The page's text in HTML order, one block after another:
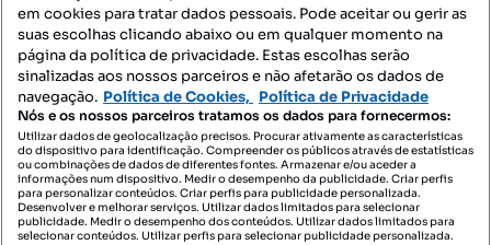
Apartamento familiar no Carregado
Carregado e Cadafais, Alenquer, Lisboa
Tipologia
T3
Preço por metro quadrado
132 m²
Andar 6 andar
DOMUS RS HG PORTUGAL - MEDIAÇÃO IMOBILIÁRIA, UNIPESSOAL LDA
Profissional
em cookies para tratar dados pessoais. Pode aceitar ou gerir as
suas escolhas clicando abaixo ou em qualquer momento na
página da política de privacidade. Estas escolhas serão
sinalizadas aos nossos parceiros e não afetarão os dados de
navegação. Política de Cookies, Política de Privacidade
Nós e os nossos parceiros tratamos os dados para fornecermos:
Utilizar dados de geolocalização precisos. Procurar ativamente as características
do dispositivo para identificação. Compreender os públicos através de estatísticas
ou combinações de dados de diferentes fontes. Armazenar e/ou aceder a
informações num dispositivo. Medir o desempenho da publicidade. Criar perfis
para personalizar conteúdos. Criar perfis para publicidade personalizada.
Desenvolver e melhorar serviços. Utilizar dados limitados para selecionar
publicidade. Medir o desempenho dos conteúdos. Utilizar dados limitados para
selecionar conteúdos. Utilizar perfis para selecionar publicidade personalizada.